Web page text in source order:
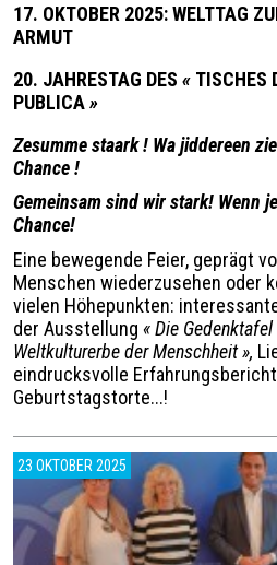
17. OKTOBER 2025: WELTTAG
ARMUT
20. JAHRESTAG DES « TISCHES
PUBLICA»
Zesumme staark ! Wa jiddereen
Chance !
Gemeinsam sind wir stark! Wenn
Chance!
Eine bewegende Feier, geprägt
Menschen wiederzusehen oder
vielen Höhepunkten:
der Ausstellung «Die
Weltkulturerbe der Menschheit»,
eindrucksvolle
Geburtstagstorte...!
23 OKTOBER 2025